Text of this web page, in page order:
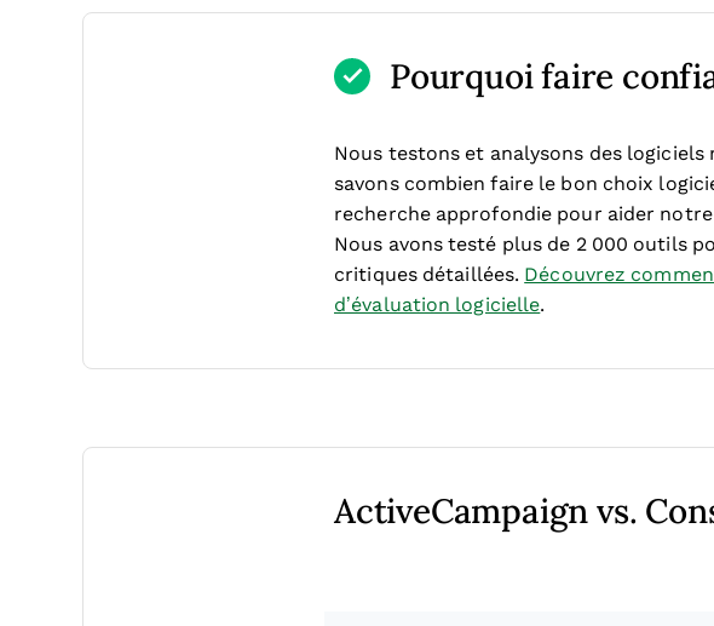
Pourquoi faire
Nous testons et analysons des
savons combien faire le bon choix
recherche approfondie pour aider
Nous avons testé plus de 2 000 outils
critiques détaillées. Découvrez
d’évaluation logicielle.
ActiveCampaign vs.